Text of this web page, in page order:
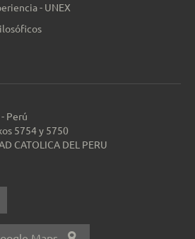
- UNEX
Perú
5754 y 5750
CATOLICA DEL PERU